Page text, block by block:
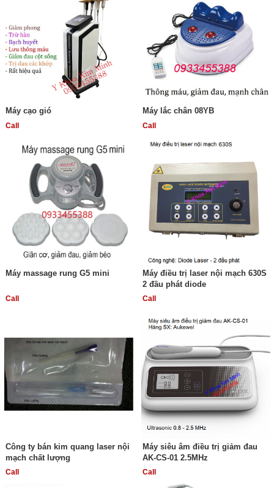
Máy cạo gió
Call
Máy lắc chân 08YB
Call
Máy massage rung G5 mini
Call
Máy điều trị laser nội mạch 630S
2 đầu phát diode
Call
Công ty bán kim quang laser nội
mạch chất lượng
Call
Máy siêu âm điều trị giảm đau
AK-CS-01 2.5MHz
Call